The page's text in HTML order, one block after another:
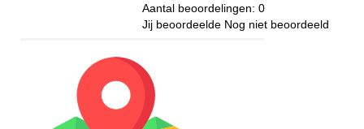
Aantal beoordelingen: 0
Jij beoordeelde Nog niet beoordeeld